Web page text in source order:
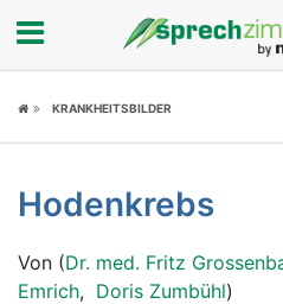
Fokus
Symptome
Untersuchungen
KRANKHEITSBILDER
Hodenkrebs
Von (Dr. med. Fritz
Emrich, Doris Zumbühl)